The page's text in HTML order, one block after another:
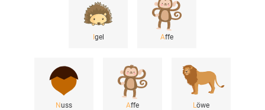
Igel Affe
Nuss Affe L öwe